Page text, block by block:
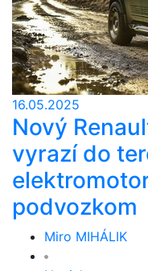
16.05.2025
Nový
vyrazí do
podvozkom
Miro MIHÁLIK